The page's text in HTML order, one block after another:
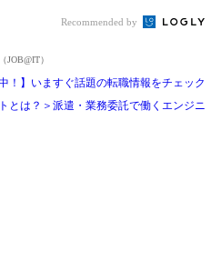
Recommended by
（JOB@IT）
！】いますぐ話題の転職情報をチェック
とは？＞派遣・業務委託で働くエンジニ